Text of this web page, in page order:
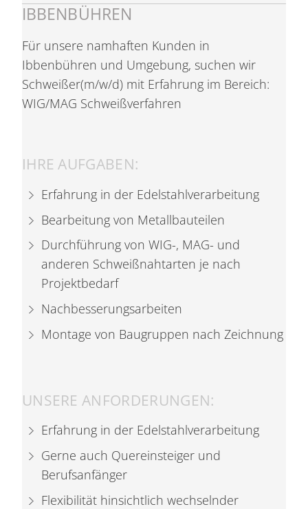
BBENBÜHREN
Für unsere namhaften Kunden in
Ibbenbühren und Umgebung, suchen wir
Schweißer(m/w/d) mit Erfahrung im Bereich:
WIG/MAG Schweißverfahren
IHRE AUFGABEN:
Erfahrung in der Edelstahlverarbeitung
Bearbeitung von Metallbauteilen
Durchführung von WIG-, MAG- und
anderen Schweißnahtarten je nach
Projektbedarf
Nachbesserungsarbeiten
Montage von Baugruppen nach Zeichnung
UNSERE ANFORDERUNGEN:
Erfahrung in der Edelstahlverarbeitung
Gerne auch Quereinsteiger und
Berufsanfänger
Flexibilität hinsichtlich wechselnder